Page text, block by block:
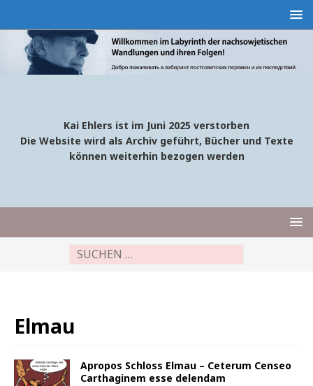
Kai Ehlers ist im Juni 2025 verstorben
Die Website wird als Archiv geführt, Bücher und Texte
können weiterhin bezogen werden
Elmau
Apropos Schloss Elmau – Ceterum Censeo
Carthaginem esse delendam